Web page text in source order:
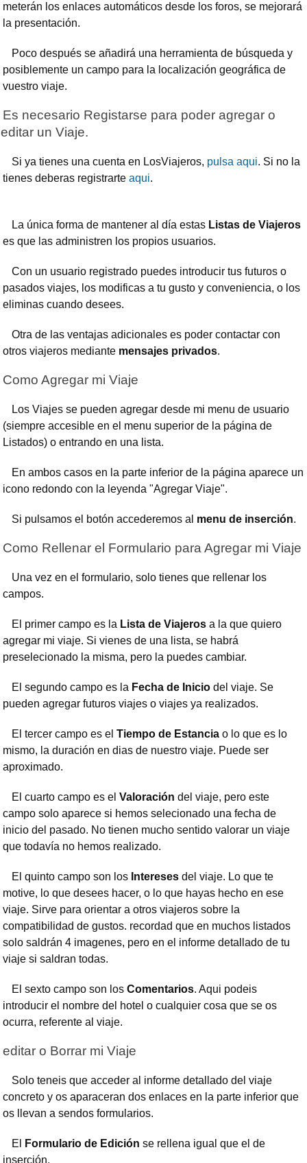
meterán los enlaces automáticos desde los foros, se mejorará
la presentación.
Poco después se añadirá una herramienta de búsqueda y
posiblemente un campo para la localización geográfica de
vuestro viaje.
Es necesario Registarse para poder agregar o
editar un Viaje.
Si ya tienes una cuenta en LosViajeros, pulsa aqui. Si no la
tienes deberas registrarte aqui.
La única forma de mantener al día estas Listas de Viajeros
es que las administren los propios usuarios.
Con un usuario registrado puedes introducir tus futuros o
pasados viajes, los modificas a tu gusto y conveniencia, o los
eliminas cuando desees.
Otra de las ventajas adicionales es poder contactar con
otros viajeros mediante mensajes privados.
Como Agregar mi Viaje
Los Viajes se pueden agregar desde mi menu de usuario
(siempre accesible en el menu superior de la página de
Listados) o entrando en una lista.
En ambos casos en la parte inferior de la página aparece un
icono redondo con la leyenda "Agregar Viaje".
Si pulsamos el botón accederemos al menu de inserción.
Como Rellenar el Formulario para Agregar mi Viaje
Una vez en el formulario, solo tienes que rellenar los
campos.
El primer campo es la Lista de Viajerosa la que quiero
agregar mi viaje. Si vienes de una lista, se habrá
preselecionado la misma, pero la puedes cambiar.
El segundo campo es la Fecha de Iniciodel viaje. Se
pueden agregar futuros viajes o viajes ya realizados.
El tercer campo es el Tiempo de Estanciao lo que es lo
mismo, la duración en dias de nuestro viaje. Puede ser
aproximado.
El cuarto campo es el Valoración del viaje, pero este
campo solo aparece si hemos selecionado una fecha de
inicio del pasado. No tienen mucho sentido valorar un viaje
que todavía no hemos realizado.
El quinto campo son los Interesesdel viaje. Lo que te
motive, lo que desees hacer, o lo que hayas hecho en ese
viaje. Sirve para orientar a otros viajeros sobre la
compatibilidad de gustos. recordad que en muchos listados
solo saldrán 4 imagenes, pero en el informe detallado de tu
viaje si saldran todas.
El sexto campo son los Comentarios. Aqui podeis
introducir el nombre del hotel o cualquier cosa que se os
ocurra, referente al viaje.
editar o Borrar mi Viaje
Solo teneis que acceder al informe detallado del viaje
concreto y os aparaceran dos enlaces en la parte inferior que
os llevan a sendos formularios.
El Formulario de Edición se rellena igual que el de
inserción.